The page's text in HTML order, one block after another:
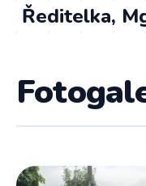
Ředitelka,